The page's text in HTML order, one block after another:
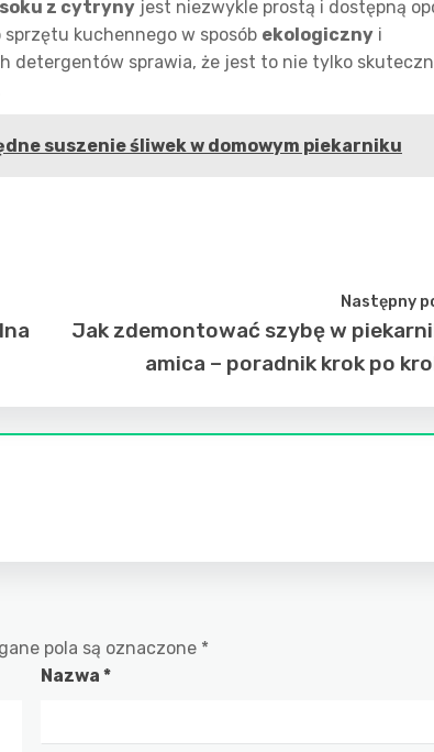
soku z cytryny jest niezwykle prostą i dostępną
kuchennego w sposób ekologiczny i
detergentów sprawia, że jest to nie tylko
suszenie śliwek w domowym piekarniku
Następny
Jak zdemontować szybę w
amica – poradnik krok po
pola są oznaczone *
Nazwa *